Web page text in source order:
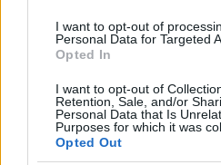
I want to opt-out of
Personal Data for Targeted
Opted In
I want to opt-out of
Retention, Sale, and/or
Personal Data that Is
Purposes for which it was
Opted Out